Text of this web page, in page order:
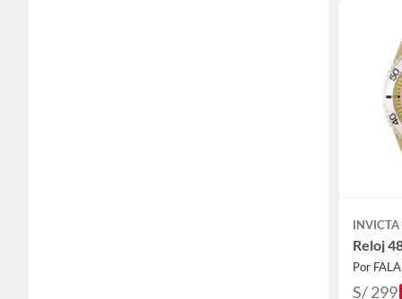
INVICTA
Reloj
Por
S/ 299